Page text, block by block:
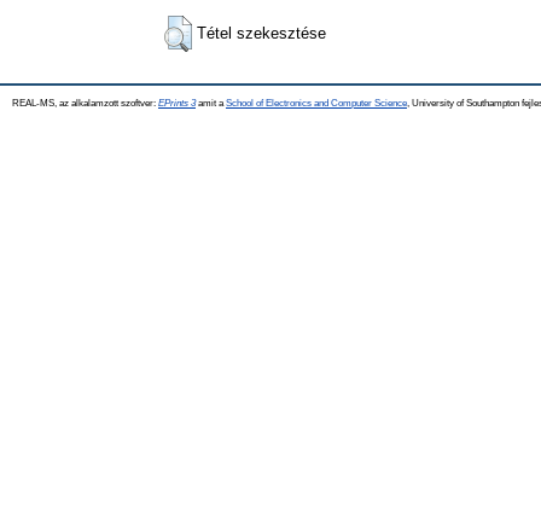
Tétel szekesztése
REAL-MS, az alkalamzott szoftver: EPrints 3amit a School of Electronics and Computer Science , University of Southampton